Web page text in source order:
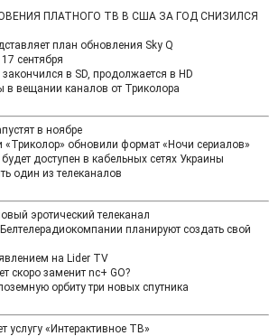
ПЛАТНОГО ТВ В США ЗА ГОД СНИЗИЛСЯ
план обновления Sky Q
сентября
в SD, продолжается в HD
вещании каналов от Триколора
в ноябре
«Триколор» обновили формат «Ночи сериалов»
доступен в кабельных сетях Украины
один из телеканалов
эротический телеканал
планируют создать свой
на Lider TV
скоро заменит nc+ GO?
орбиту три новых спутника
услугу «Интерактивное ТВ»